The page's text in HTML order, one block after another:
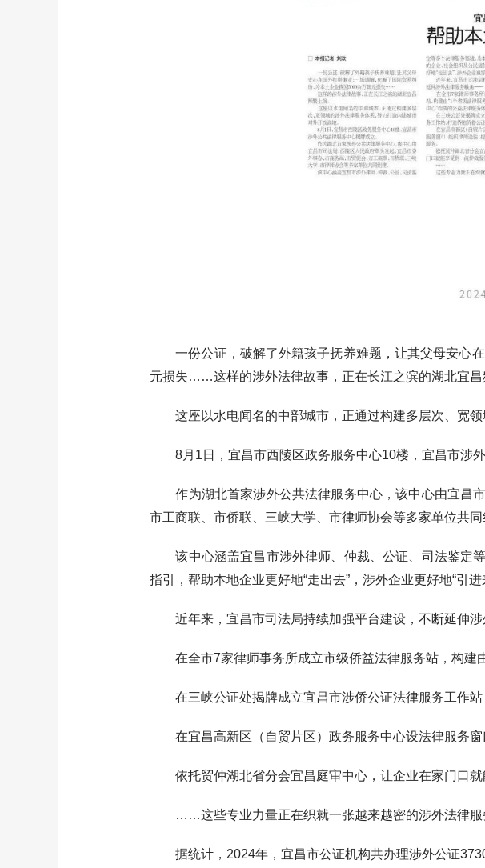
一份公证，破解了外籍孩子抚养难题，让其父母安心在
元损失……这样的涉外法律故事，正在长江之滨的湖北宜昌
这座以水电闻名的中部城市，正通过构建多层次、宽领
8月1日，宜昌市西陵区政务服务中心10楼，宜昌市涉外
作为湖北首家涉外公共法律服务中心，该中心由宜昌市
市工商联、市侨联、三峡大学、市律师协会等多家单位共同
该中心涵盖宜昌市涉外律师、仲裁、公证、司法鉴定等
指引，帮助本地企业更好地“走出去”，涉外企业更好地“引进
近年来，宜昌市司法局持续加强平台建设，不断延伸
在全市7家律师事务所成立市级侨益法律服务站，构建由
在三峡公证处揭牌成立宜昌市涉侨公证法律服务工作站
在宜昌高新区（自贸片区）政务服务中心设法律服务窗
依托贸仲湖北省分会宜昌庭审中心，让企业在家门口就
……这些专业力量正在织就一张越来越密的涉外法律服
据统计，2024年，宜昌市公证机构共办理涉外公证